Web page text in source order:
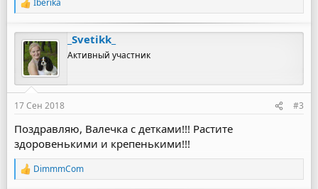
Р
а
к
ц
и
и
:
Iberika
_Svetikk_
Активный участник
17 Сен 2018 #3
Поздравляю, Валечка с детками!!! Растите
здоровенькими и крепенькими!!!
Р
DimmmCom